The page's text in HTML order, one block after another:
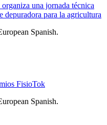
una jornada técnica
depuradora para la agricultura
Spanish.
FisioTok
Spanish.